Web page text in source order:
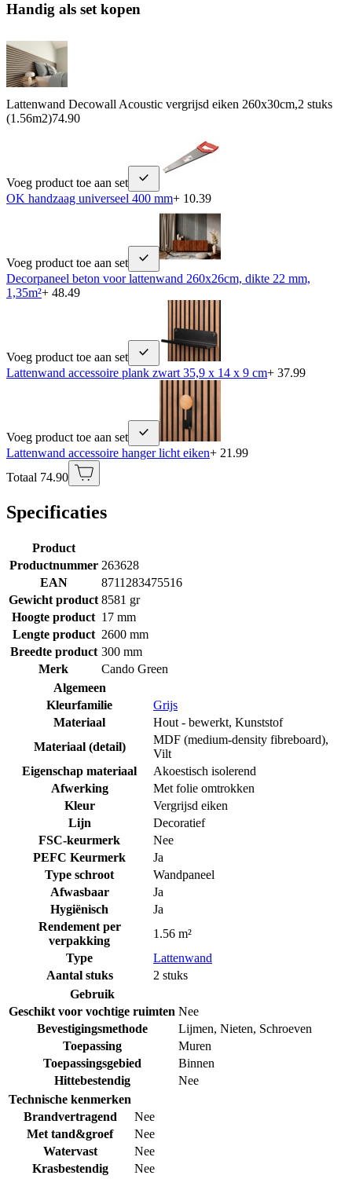
Handig als set kopen
Lattenwand Decowall Acoustic vergrijsd eiken 260x30cm,2 stuks
(1.56m2)74.90
Voeg product toe aan set
OK handzaag universeel 400 mm+ 10.39
Voeg product toe aan set
Decorpaneel beton voor lattenwand 260x26cm, dikte 22 mm,
1,35m²+ 48.49
Voeg product toe aan set
Lattenwand accessoire plank zwart 35,9 x 14 x 9 cm+ 37.99
Voeg product toe aan set
Lattenwand accessoire hanger licht eiken+ 21.99
Totaal 74.90
Specificaties
Product
Productnummer 263628
EAN
8711283475516
Gewicht product 8581 gr
Hoogte product 17 mm
Lengte product 2600 mm
Breedte product 300 mm
Merk
Cando Green
Algemeen
Kleurfamilie
Grijs
Materiaal
Hout - bewerkt, Kunststof
Materiaal (detail)
MDF (medium-density fibreboard),
Vilt
Eigenschap materiaal
Akoestisch isolerend
Afwerking
Met folie omtrokken
Kleur
Vergrijsd eiken
Lijn
Decoratief
FSC-keurmerk
Nee
PEFC Keurmerk
Ja
Type schroot
Wandpaneel
Afwasbaar
Ja
Hygiënisch
Ja
Rendement per
verpakking
1.56 m²
Type
Lattenwand
Aantal stuks
2 stuks
Gebruik
Geschikt voor vochtige ruimten Nee
Bevestigingsmethode
Lijmen, Nieten, Schroeven
Toepassing
Muren
Toepassingsgebied
Binnen
Hittebestendig
Nee
Technische kenmerken
Brandvertragend
Nee
Met tand&groef
Nee
Watervast
Nee
Krasbestendig
Nee